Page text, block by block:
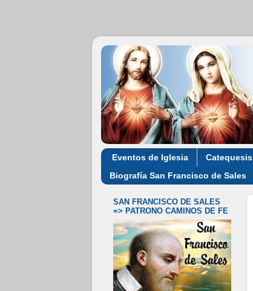
Eventos de Iglesia Catequesis
Biografía San Francisco de Sales
SAN FRANCISCO DE SALES
=> PATRONO CAMINOS DE FE